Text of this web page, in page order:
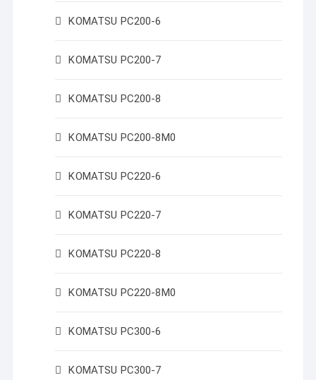
KOMATSU PC200-6
KOMATSU PC200-7
KOMATSU PC200-8
KOMATSU PC200-8M0
KOMATSU PC220-6
KOMATSU PC220-7
KOMATSU PC220-8
KOMATSU PC220-8M0
KOMATSU PC300-6
KOMATSU PC300-7